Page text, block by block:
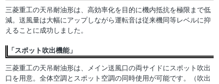
三菱重工の天吊耐油形は、高効率化を目的に機内抵抗を極限まで低
減。送風量は大幅にアップしながら運転音は従来機同等レベルに抑
えることに成功しました。
「スポット吹出機能」
三菱重工の天吊耐油形は、メイン送風口の両サイドにスポット吹出
口を用意。全体空調とスポット空調の同時使用が可能です。（吹出